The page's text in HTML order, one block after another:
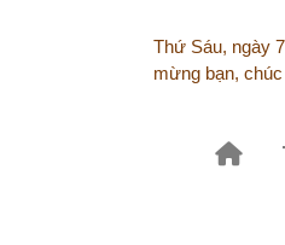
Thứ Sáu, ngày
mừng bạn,